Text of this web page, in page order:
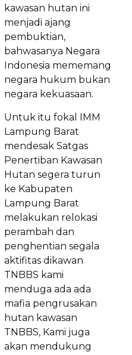
kawasan hutan ini
menjadi ajang
pembuktian,
bahwasanya Negara
Indonesia mememang
negara hukum bukan
negara kekuasaan.
Untuk itu fokal IMM
Lampung Barat
mendesak Satgas
Penertiban Kawasan
Hutan segera turun
ke Kabupaten
Lampung Barat
melakukan relokasi
perambah dan
penghentian segala
aktifitas dikawan
TNBBS kami
menduga ada ada
mafia pengrusakan
hutan kawasan
TNBBS, Kami juga
akan mendukung